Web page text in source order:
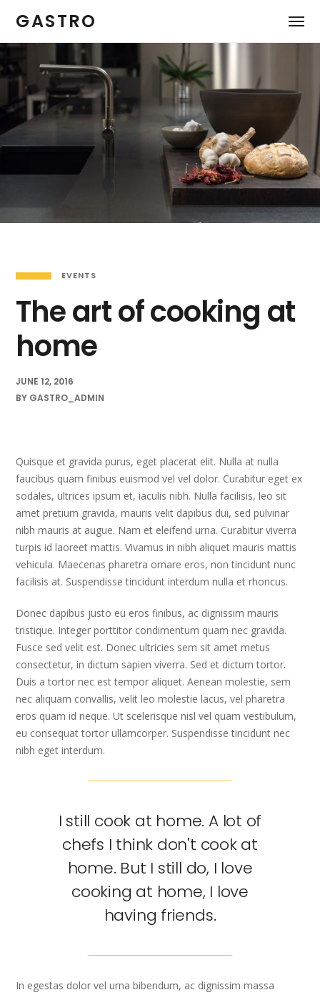
GASTRO
EVENTS
The art of cooking at
home
JUNE 12, 2016
BY GASTRO_ADMIN
Quisque et gravida purus, eget placerat elit. Nulla at nulla
faucibus quam finibus euismod vel vel dolor. Curabitur eget ex
sodales, ultrices ipsum et, iaculis nibh. Nulla facilisis, leo sit
amet pretium gravida, mauris velit dapibus dui, sed pulvinar
nibh mauris at augue. Nam et eleifend urna. Curabitur viverra
turpis id laoreet mattis. Vivamus in nibh aliquet mauris mattis
vehicula. Maecenas pharetra ornare eros, non tincidunt nunc
facilisis at. Suspendisse tincidunt interdum nulla et rhoncus.
Donec dapibus justo eu eros finibus, ac dignissim mauris
tristique. Integer porttitor condimentum quam nec gravida.
Fusce sed velit est. Donec ultricies sem sit amet metus
consectetur, in dictum sapien viverra. Sed et dictum tortor.
Duis a tortor nec est tempor aliquet. Aenean molestie, sem
nec aliquam convallis, velit leo molestie lacus, vel pharetra
eros quam id neque. Ut scelerisque nisl vel quam vestibulum,
eu consequat tortor ullamcorper. Suspendisse tincidunt nec
nibh eget interdum.
I still cook at home. A lot of
chefs I think don't cook at
home. But I still do, I love
cooking at home, I love
having friends.
In egestas dolor vel urna bibendum, ac dignissim massa